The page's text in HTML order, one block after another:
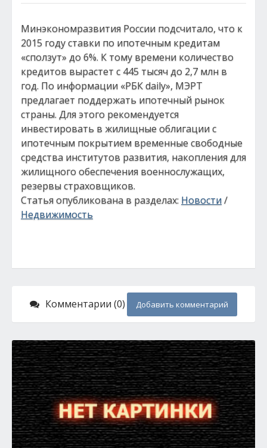
Минэкономразвития России подсчитало, что к
2015 году ставки по ипотечным кредитам
«сползут» до 6%. К тому времени количество
кредитов вырастет с 445 тысяч до 2,7 млн в
год. По информации «РБК daily», МЭРТ
предлагает поддержать ипотечный рынок
страны. Для этого рекомендуется
инвестировать в жилищные облигации с
ипотечным покрытием временные свободные
средства институтов развития, накопления для
жилищного обеспечения военнослужащих,
резервы страховщиков.
Статья опубликована в разделах: Новости/
Недвижимость
Комментарии (0) Добавить комментарий